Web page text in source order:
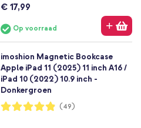
€ 17,99
Op voorraad
imoshion Magnetic Bookcase
Apple iPad 11 (2025) 11 inch A16 /
iPad 10 (2022) 10.9 inch -
Donkergroen
Waardering:
97%
(49)